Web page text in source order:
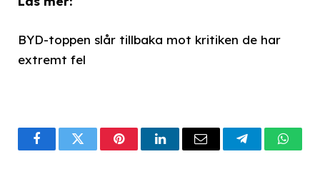
BYD-toppen slår tillbaka mot kritiken de har
extremt fel
FacebookTwitterPinterestLinkedInEmail Telegram